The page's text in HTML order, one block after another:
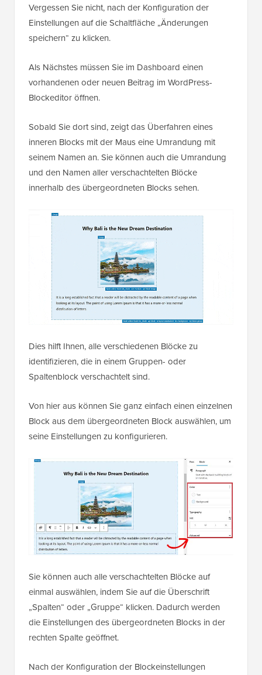
Vergessen Sie nicht, nach der Konfiguration der
Einstellungen auf die Schaltfläche „Änderungen
speichern“ zu klicken.
Als Nächstes müssen Sie im Dashboard einen
vorhandenen oder neuen Beitrag im WordPress-
Blockeditor öffnen.
Sobald Sie dort sind, zeigt das Überfahren eines
inneren Blocks mit der Maus eine Umrandung mit
seinem Namen an. Sie können auch die Umrandung
und den Namen aller verschachtelten Blöcke
innerhalb des übergeordneten Blocks sehen.
Dies hilft Ihnen, alle verschiedenen Blöcke zu
identifizieren, die in einem Gruppen- oder
Spaltenblock verschachtelt sind.
Von hier aus können Sie ganz einfach einen einzelnen
Block aus dem übergeordneten Block auswählen, um
seine Einstellungen zu konfigurieren.
Sie können auch alle verschachtelten Blöcke auf
einmal auswählen, indem Sie auf die Überschrift
„Spalten“ oder „Gruppe“ klicken. Dadurch werden
die Einstellungen des übergeordneten Blocks in der
rechten Spalte geöffnet.
Nach der Konfiguration der Blockeinstellungen